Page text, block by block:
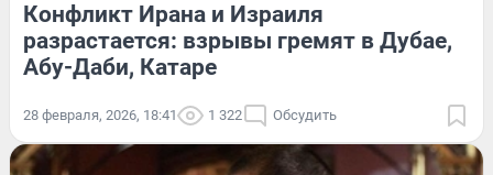
Конфликт Ирана и Израиля
разрастается: взрывы гремят в Дубае,
Абу-Даби, Катаре
28 февраля, 2026, 18:41 1 322 Обсудить